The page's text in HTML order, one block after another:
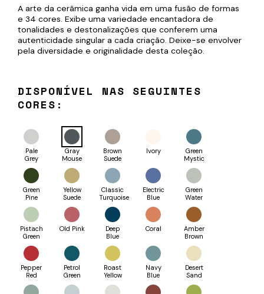
nossa
newsletter
SUBMETER
submeter
este
formulário
está
a
aceitar
nossa
Política
de
privacidade.
A arte da cerâmica ganha vida em uma fusão de formas
e 34 cores. Exibe uma variedade encantadora de
tonalidades e destonalizações que conferem uma
autenticidade singular a cada criação. Deixe-se envolver
pela diversidade e originalidade desta coleção.
DISPONÍVEL NAS SEGUINTES
CORES:
Pale
Grey
Gray
Mouse
Brown
Suede
Ivory
Green
Mystic
Green
Pine
Yellow
Suede
Classic
Turquoise
Electric
Blue
Green
Water
Pistach
Green
Old Pink
Deep
Blue
Coral
Amber
Brown
Pepper
Red
Petrol
Green
Roast
Yellow
Navy
Blue
Desert
Sand